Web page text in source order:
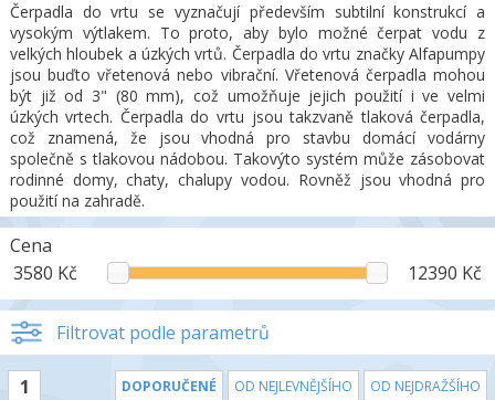
Čerpadla do vrtu se vyznačují především subtilní konstrukcí a
vysokým výtlakem. To proto, aby bylo možné čerpat vodu z
velkých hloubek a úzkých vrtů. Čerpadla do vrtu značky Alfapumpy
jsou buďto vřetenová nebo vibrační. Vřetenová čerpadla mohou
být již od 3" (80 mm), což umožňuje jejich použití i ve velmi
úzkých vrtech. Čerpadla do vrtu jsou takzvaně tlaková čerpadla,
což znamená, že jsou vhodná pro stavbu domácí vodárny
společně s tlakovou nádobou. Takovýto systém může zásobovat
rodinné domy, chaty, chalupy vodou. Rovněž jsou vhodná pro
použití na zahradě.
Cena
3580 Kč
12390 Kč
Filtrovat podle parametrů
1 DOPORUČENÉ OD NEJLEVNĚJŠÍHO OD NEJDRAŽŠÍHO